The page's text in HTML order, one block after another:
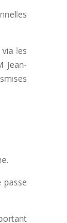
les
Jean-
passe